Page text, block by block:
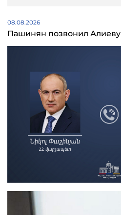
08.08.2026
Пашинян позвонил Алиеву